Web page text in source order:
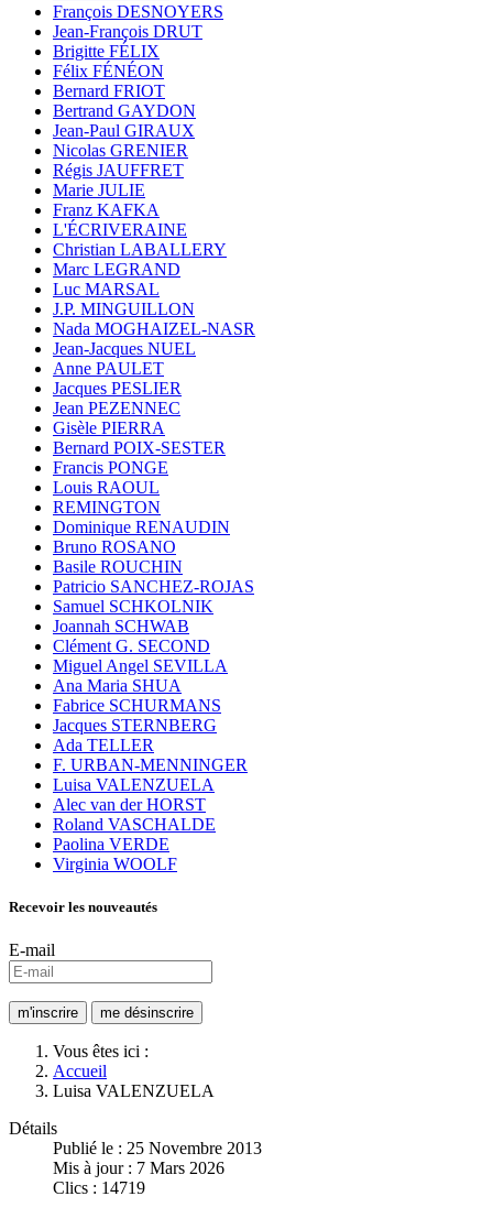
François DESNOYERS
Jean-François DRUT
Brigitte FÉLIX
Félix FÉNÉON
Bernard FRIOT
Bertrand GAYDON
Jean-Paul GIRAUX
Nicolas GRENIER
Régis JAUFFRET
Marie JULIE
Franz KAFKA
L'ÉCRIVERAINE
Christian LABALLERY
Marc LEGRAND
Luc MARSAL
J.P. MINGUILLON
Nada MOGHAIZEL-NASR
Jean-Jacques NUEL
Anne PAULET
Jacques PESLIER
Jean PEZENNEC
Gisèle PIERRA
Bernard POIX-SESTER
Francis PONGE
Louis RAOUL
REMINGTON
Dominique RENAUDIN
Bruno ROSANO
Basile ROUCHIN
Patricio SANCHEZ-ROJAS
Samuel SCHKOLNIK
Joannah SCHWAB
Clément G. SECOND
Miguel Angel SEVILLA
Ana Maria SHUA
Fabrice SCHURMANS
Jacques STERNBERG
Ada TELLER
F. URBAN-MENNINGER
Luisa VALENZUELA
Alec van der HORST
Roland VASCHALDE
Paolina VERDE
Virginia WOOLF
Recevoir les nouveautés
E-mail
Vous êtes ici :
Accueil
Luisa VALENZUELA
Détails
Publié le : 25 Novembre 2013
Mis à jour : 7 Mars 2026
Clics : 14719